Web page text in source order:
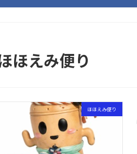
ほえみ便り
ほほえみ便り